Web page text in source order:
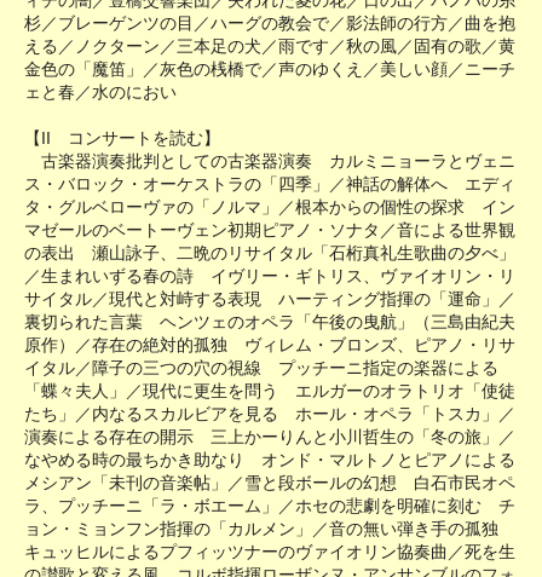
杉／ブレーゲンツの目／ハーグの教会で／影法師の行方／曲を抱
える／ノクターン／三本足の犬／雨です／秋の風／固有の歌／黄
金色の「魔笛」／灰色の桟橋で／声のゆくえ／美しい顔／ニーチ
ェと春／水のにおい
【II コンサートを読む】
古楽器演奏批判としての古楽器演奏 カルミニョーラとヴェニ
ス・バロック・オーケストラの「四季」／神話の解体へ エディ
タ・グルベローヴァの「ノルマ」／根本からの個性の探求 イン
マゼールのベートーヴェン初期ピアノ・ソナタ／音による世界観
の表出 瀬山詠子、二晩のリサイタル「石桁真礼生歌曲の夕べ」
／生まれいずる春の詩 イヴリー・ギトリス、ヴァイオリン・リ
サイタル／現代と対峙する表現 ハーティング指揮の「運命」／
裏切られた言葉 ヘンツェのオペラ「午後の曳航」（三島由紀夫
原作）／存在の絶対的孤独 ヴィレム・ブロンズ、ピアノ・リサ
イタル／障子の三つの穴の視線 プッチーニ指定の楽器による
「蝶々夫人」／現代に更生を問う エルガーのオラトリオ「使徒
たち」／内なるスカルビアを見る ホール・オペラ「トスカ」／
演奏による存在の開示 三上かーりんと小川哲生の「冬の旅」／
なやめる時の最ちかき助なり オンド・マルトノとピアノによる
メシアン「未刊の音楽帖」／雪と段ボールの幻想 白石市民オペ
ラ、プッチーニ「ラ・ボエーム」／ホセの悲劇を明確に刻む チ
ョン・ミョンフン指揮の「カルメン」／音の無い弾き手の孤独
キュッヒルによるプフィッツナーのヴァイオリン協奏曲／死を生